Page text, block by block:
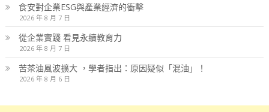
食安對企業ESG與產業經濟的衝擊
2026 年 8 月 7 日
從企業實踐 看見永續教育力
2026 年 8 月 7 日
苦茶油風波擴大 ，學者指出：原因疑似「混油」！
2026 年 8 月 6 日